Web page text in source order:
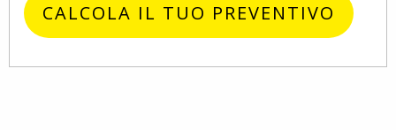
CALCOLA IL TUO PREVENTIVO